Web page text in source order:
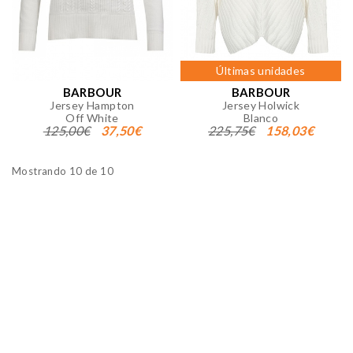
BARBOUR
Jersey Hampton
Off White
125,00€ 37,50€
Últimas unidades
BARBOUR
Jersey Holwick
Blanco
225,75€ 158,03€
Mostrando 10 de 10
GUARDAR CONFIGURACIÓN
Puedes volver a configurar tus cookies desde la sección
"Configuración de cookies" al pie de la página. También puedes
consultar nuestrapolítica de cookies